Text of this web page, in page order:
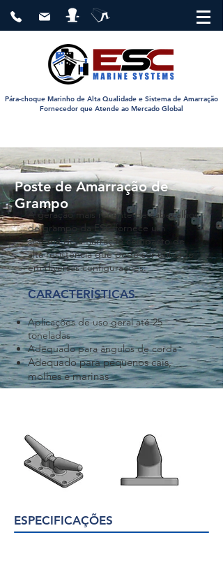
Pára-choque Marinho de Alta Qualidade e Sistema de Amarração
Fornecedor que Atende ao Mercado Global
Poste de Amarração de
Grampo
A geração mais recente de cabeçalhos
de grampo da ESC fornece um
sistema de amarração compacto de
alta resistência que pode ser utilizado
em diversas configurações:
CARACTERÍSTICAS
Aplicações de uso geral até 25
toneladas
Adequado para ângulos de corda
Adequado para pequenos cais,
molhes e marinas
ESPECIFICAÇÕES